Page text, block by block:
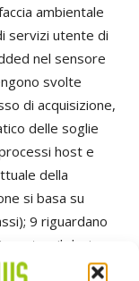
ambientale
servizi utente di
nel sensore
svolte
di acquisizione,
delle soglie
host e
della
si basa su
9 riguardano
il decimo
decima